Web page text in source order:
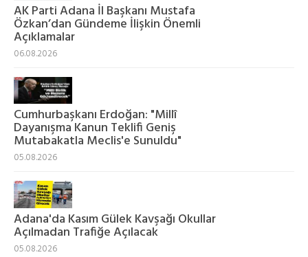
AK Parti Adana İl Başkanı Mustafa
Özkan’dan Gündeme İlişkin Önemli
Açıklamalar
06.08.2026
Cumhurbaşkanı Erdoğan: "Millî
Dayanışma Kanun Teklifi Geniş
Mutabakatla Meclis'e Sunuldu"
05.08.2026
Adana'da Kasım Gülek Kavşağı Okullar
Açılmadan Trafiğe Açılacak
05.08.2026